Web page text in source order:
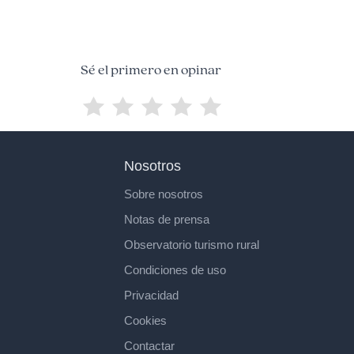
Sé el primero en opinar
Nosotros
Sobre nosotros
Notas de prensa
Observatorio turismo rural
Condiciones de uso
Privacidad
Cookies
Contactar